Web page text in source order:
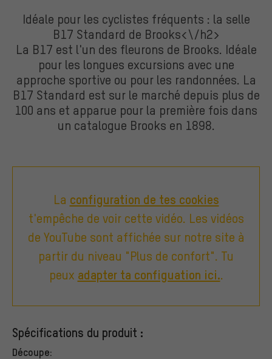
Idéale pour les cyclistes fréquents : la selle
B17 Standard de Brooks<\/h2>
La B17 est l'un des fleurons de Brooks. Idéale
pour les longues excursions avec une
approche sportive ou pour les randonnées. La
B17 Standard est sur le marché depuis plus de
100 ans et apparue pour la première fois dans
un catalogue Brooks en 1898.
La configuration de tes cookies
t'empêche de voir cette vidéo. Les vidéos
de YouTube sont affichée sur notre site à
partir du niveau "Plus de confort". Tu
peux adapter ta configuation ici..
Spécifications du produit :
Découpe: